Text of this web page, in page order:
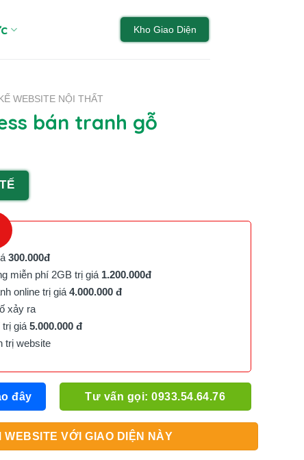
Kho Giao Diện
WEBSITE NỘI THẤT
bán tranh gỗ
300.000đ
miễn phí 2GB trị giá 1.200.000đ
online trị giá 4.000.000 đ
xảy ra
trị giá 5.000.000 đ
trị website
đây Tư vấn gọi: 0933.54.64.76
VỚI GIAO DIỆN NÀY